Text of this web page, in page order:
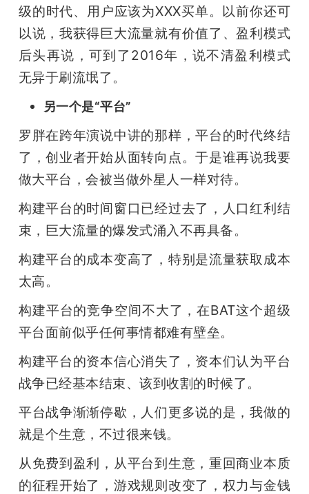
级的时代、用户应该为XXX买单。以前你还可
以说，我获得巨大流量就有价值了、盈利模式
后头再说，可到了2016年，说不清盈利模式
无异于刷流氓了。
另一个是“平台”
罗胖在跨年演说中讲的那样，平台的时代终结
了，创业者开始从面转向点。于是谁再说我要
做大平台，会被当做外星人一样对待。
构建平台的时间窗口已经过去了，人口红利结
束，巨大流量的爆发式涌入不再具备。
构建平台的成本变高了，特别是流量获取成本
太高。
构建平台的竞争空间不大了，在BAT这个超级
平台面前似乎任何事情都难有壁垒。
构建平台的资本信心消失了，资本们认为平台
战争已经基本结束、该到收割的时候了。
平台战争渐渐停歇，人们更多说的是，我做的
就是个生意，不过很来钱。
从免费到盈利，从平台到生意，重回商业本质
的征程开始了，游戏规则改变了，权力与金钱